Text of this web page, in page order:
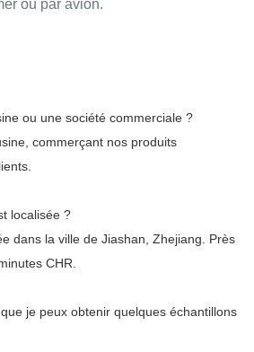
ou par avion.
ou une société commerciale ?
commerçant nos produits
localisée ?
dans la ville de Jiashan, Zhejiang. Près
CHR.
je peux obtenir quelques échantillons